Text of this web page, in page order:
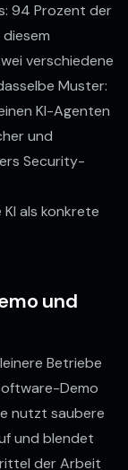
94 Prozent der
verschiedene
Muster:
KI-Agenten
und
Security-
als konkrete
und
Betriebe
Demo
nutzt saubere
und blendet
der Arbeit